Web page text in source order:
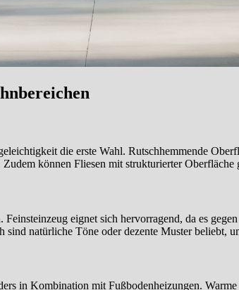
die erste Wahl. Rutschhemmende
können Fliesen mit strukturierter
eignet sich hervorragend, da es
natürliche Töne oder dezente Muster beliebt,
in Kombination mit Fußbodenheizungen.